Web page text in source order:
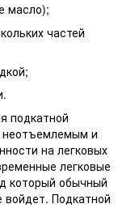
масло);
частей
подкатной
неотъемлемым и
на легковых
легковые
который обычный
войдет. Подкатной